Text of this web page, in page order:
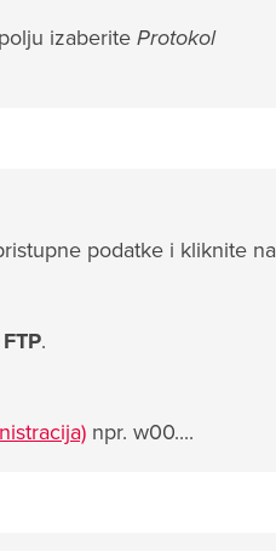
izaberite Protokol
podatke i kliknite na
FTP.
npr. w00....